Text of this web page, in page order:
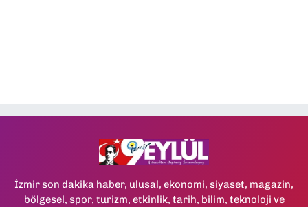
İzmir son dakika haber, ulusal, ekonomi, siyaset, magazin,
bölgesel, spor, turizm, etkinlik, tarih, bilim, teknoloji ve